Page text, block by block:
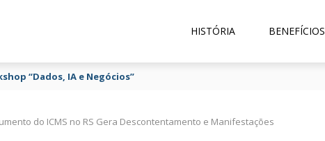
HISTÓRIA BENEFÍCIOS
“Dados, IA e Negócios”
do ICMS no RS Gera Descontentamento e Manifestações